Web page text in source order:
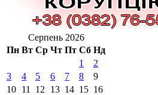
Серпень 2026
Пн Вт Ср Чт Пт Сб Нд
1
2
3
4 5 6 7 8
9
10 11 12 13 14 15 16